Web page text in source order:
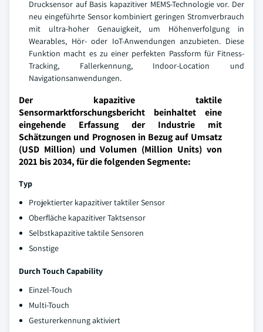
Drucksensor auf Basis kapazitiver MEMS-Technologie vor. Der
neu eingeführte Sensor kombiniert geringen Stromverbrauch
mit ultra-hoher Genauigkeit, um Höhenverfolgung in
Wearables, Hör- oder IoT-Anwendungen anzubieten. Diese
Funktion macht es zu einer perfekten Passform für Fitness-
Tracking, Fallerkennung, Indoor-Location und
Navigationsanwendungen.
Der kapazitive taktile
Sensormarktforschungsbericht beinhaltet eine
eingehende Erfassung der Industrie mit
Schätzungen und Prognosen in Bezug auf Umsatz
(USD Million) und Volumen (Million Units) von
2021 bis 2034, für die folgenden Segmente:
Typ
Projektierter kapazitiver taktiler Sensor
Oberfläche kapazitiver Taktsensor
Selbstkapazitive taktile Sensoren
Sonstige
Durch Touch Capability
Einzel-Touch
Multi-Touch
Gesturerkennung aktiviert